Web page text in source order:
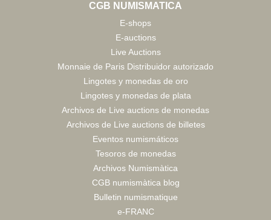
CGB NUMISMATICA
E-shops
E-auctions
Live Auctions
Monnaie de Paris Distribuidor autorizado
Lingotes y monedas de oro
Lingotes y monedas de plata
Archivos de Live auctions de monedas
Archivos de Live auctions de billetes
Eventos numismáticos
Tesoros de monedas
Archivos Numismàtica
CGB numismàtica blog
Bulletin numismatique
e-FRANC